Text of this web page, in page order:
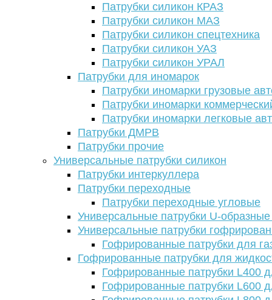
Патрубки силикон КРАЗ
Патрубки силикон МАЗ
Патрубки силикон спецтехника
Патрубки силикон УАЗ
Патрубки силикон УРАЛ
Патрубки для иномарок
Патрубки иномарки грузовые
Патрубки иномарки
Патрубки иномарки легковые
Патрубки ДМРВ
Патрубки прочие
Универсальные патрубки силикон
Патрубки интеркуллера
Патрубки переходные
Патрубки переходные угловые
Универсальные патрубки U-
Универсальные патрубки
Гофрированные патрубки для
Гофрированные патрубки для
Гофрированные патрубки L400
Гофрированные патрубки L600